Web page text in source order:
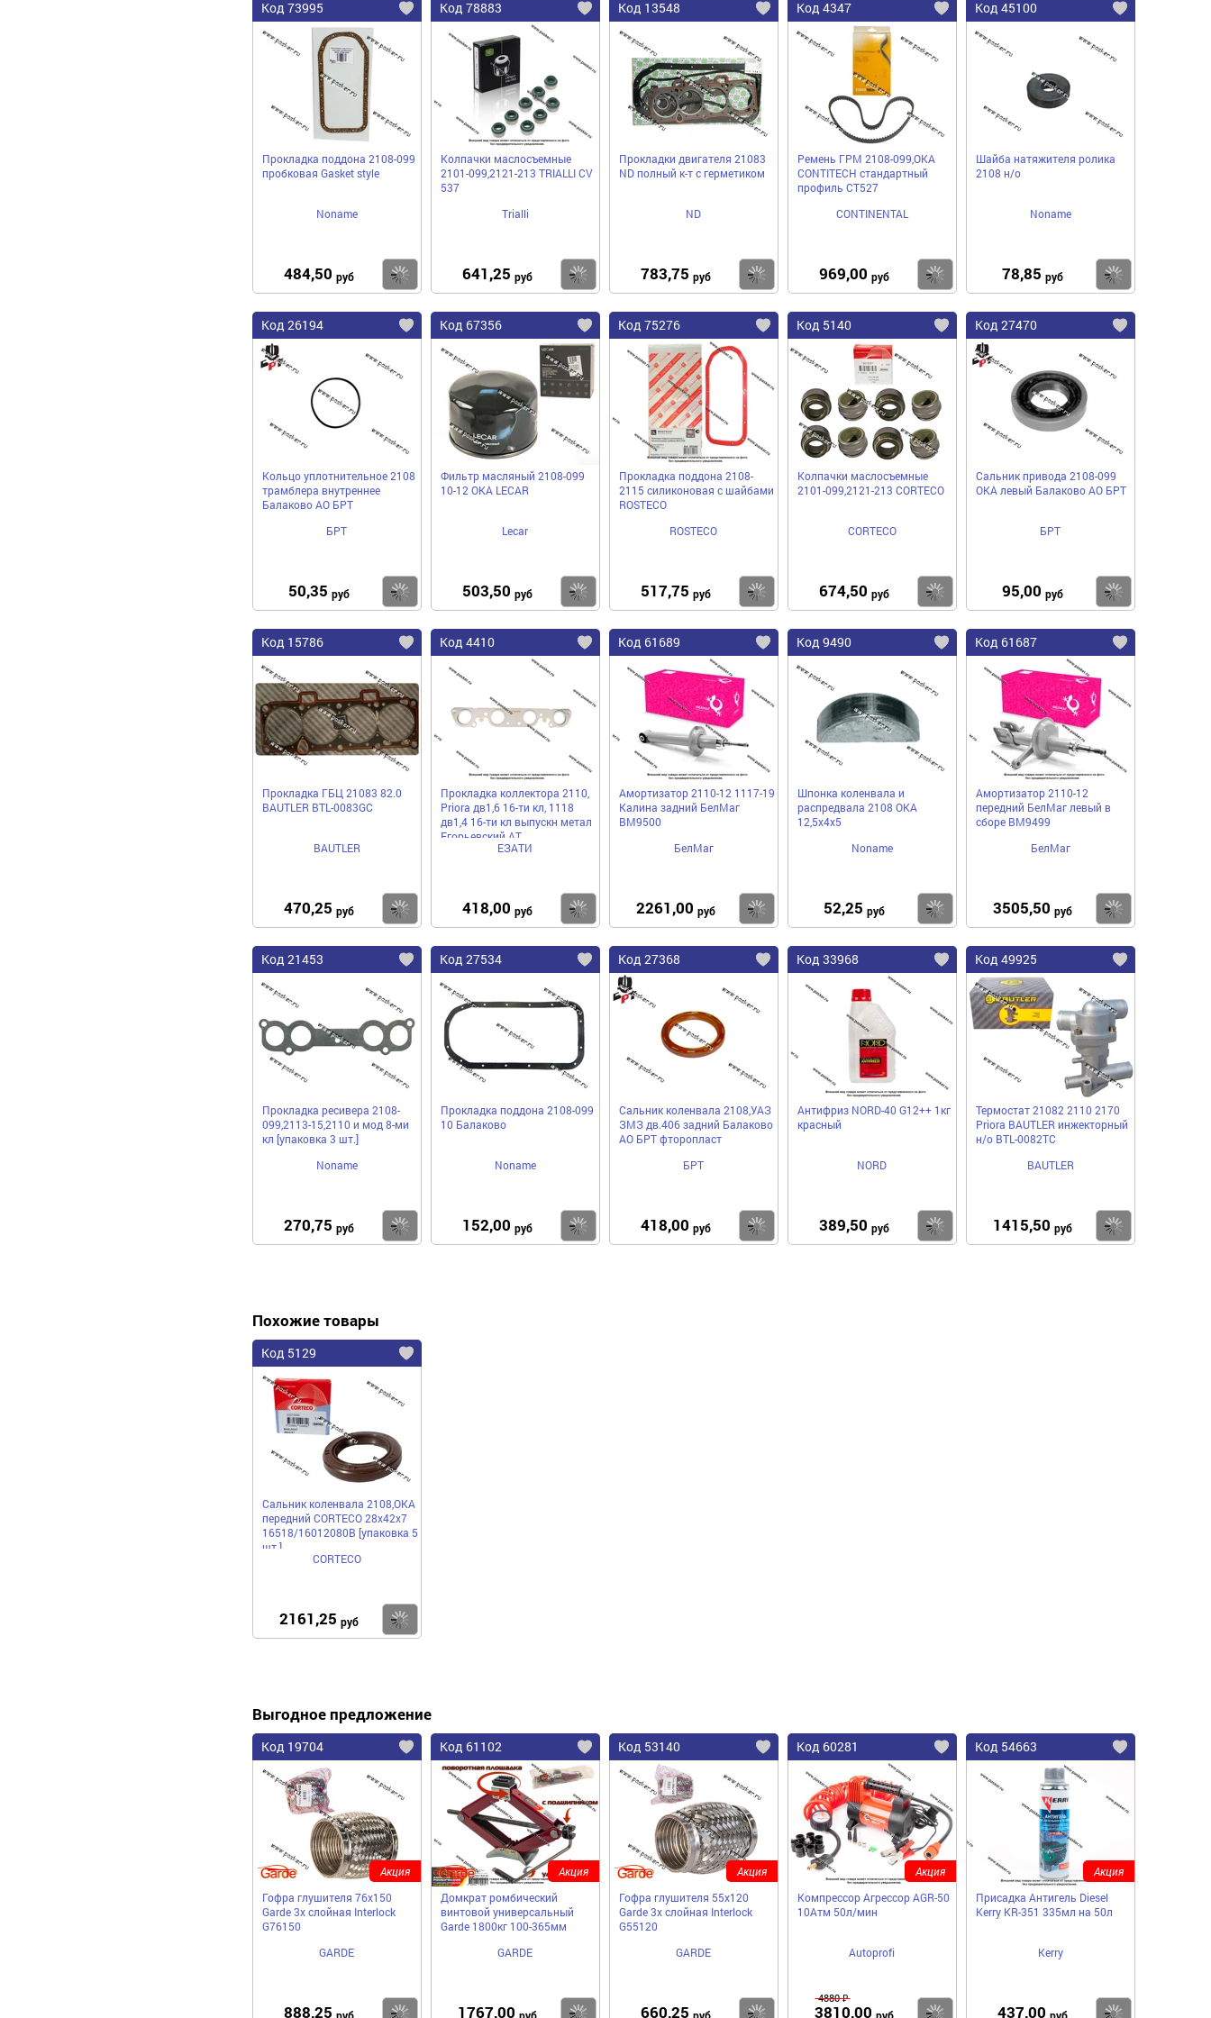
Код 73995
Прокладка поддона 2108-099
пробковая Gasket style
Noname
484,50 руб Купить
Код 78883
Колпачки маслосъемные
2101-099,2121-213 TRIALLI СV
537
Trialli
641,25 руб Купить
Код 13548
Прокладки двигателя 21083
ND полный к-т с герметиком
ND
783,75 руб Купить
Код 4347
Ремень ГРМ 2108-099,ОКА
CONTITECH стандартный
профиль СТ527
CONTINENTAL
969,00 руб Купить
Код 45100
Шайба натяжителя ролика
2108 н/о
Noname
78,85 руб
Код 26194
Кольцо уплотнительное 2108
трамблера внутреннее
Балаково АО БРТ
БРТ
50,35 руб Купить
Код 67356
Фильтр масляный 2108-099
10-12 ОКА LECAR
Lecar
503,50 руб Купить
Код 75276
Прокладка поддона 2108-
2115 силиконовая с шайбами
ROSTECO
ROSTECO
517,75 руб Купить
Код 5140
Колпачки маслосъемные
2101-099,2121-213 CORTECO
CORTECO
674,50 руб Купить
Код 27470
Сальник привода 2108-099
ОКА левый Балаково АО БРТ
БРТ
95,00 руб
Код 15786
Прокладка ГБЦ 21083 82.0
BAUTLER BTL-0083GC
BAUTLER
470,25 руб Купить
Код 4410
Прокладка коллектора 2110,
Priora дв1,6 16-ти кл, 1118
дв1,4 16-ти кл выпускн метал
Егорьевский АТ
ЕЗАТИ
418,00 руб Купить
Код 61689
Амортизатор 2110-12 1117-19
Калина задний БелМаг
BM9500
БелМаг
2261,00 руб Купить
Код 9490
Шпонка коленвала и
распредвала 2108 ОКА
12,5х4х5
Noname
52,25 руб Купить
Код 61687
Амортизатор 2110-12
передний БелМаг левый в
сборе BM9499
БелМаг
3505,50 руб
Код 21453
Прокладка ресивера 2108-
099,2113-15,2110 и мод 8-ми
кл [упаковка 3 шт.]
Noname
270,75 руб Купить
Код 27534
Прокладка поддона 2108-099
10 Балаково
Noname
152,00 руб Купить
Код 27368
Сальник коленвала 2108,УАЗ
ЗМЗ дв.406 задний Балаково
АО БРТ фторопласт
БРТ
418,00 руб Купить
Код 33968
Антифриз NORD-40 G12++ 1кг
красный
NORD
389,50 руб Купить
Код 49925
Термостат 21082 2110 2170
Priora BAUTLER инжекторный
н/о BTL-0082TC
BAUTLER
1415,50 руб
Похожие товары
Код 5129
Сальник коленвала 2108,ОКА
передний CORTECO 28х42х7
16518/16012080B [упаковка 5
шт.]
CORTECO
2161,25 руб
Выгодное предложение
Код 19704
Гофра глушителя 76x150
Garde 3х слойная Interloсk
G76150
GARDE
888,25 Купить
Акция
Код 61102
Домкрат ромбический
винтовой универсальный
Garde 1800кг 100-365мм
GARDE
1767,00 Купить
Акция
Код 53140
Гофра глушителя 55x120
Garde 3х слойная Interloсk
G55120
GARDE
660,25 Купить
Акция
Код 60281
Компрессор Агрессор AGR-50
10Атм 50л/мин
Autoprofi
4880 ₽
3810,00 Купить
Акция
Код 54663
Присадка Антигель Diesel
Kerry KR-351 335мл на 50л
Kerry
437,00
Акция